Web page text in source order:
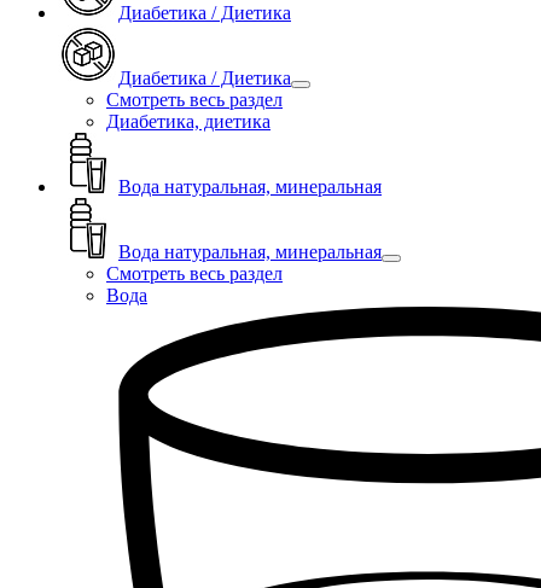
Диабетика / Диетика
Диабетика / Диетика
Смотреть весь раздел
Диабетика, диетика
Вода натуральная, минеральная
Вода натуральная, минеральная
Смотреть весь раздел
Вода